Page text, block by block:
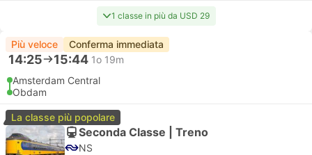
1 classe in più da USD 29
Più veloce Conferma immediata
14:25 15:44 1o 19m
Amsterdam Central
Obdam
La classe più popolare
Seconda Classe | Treno
NS